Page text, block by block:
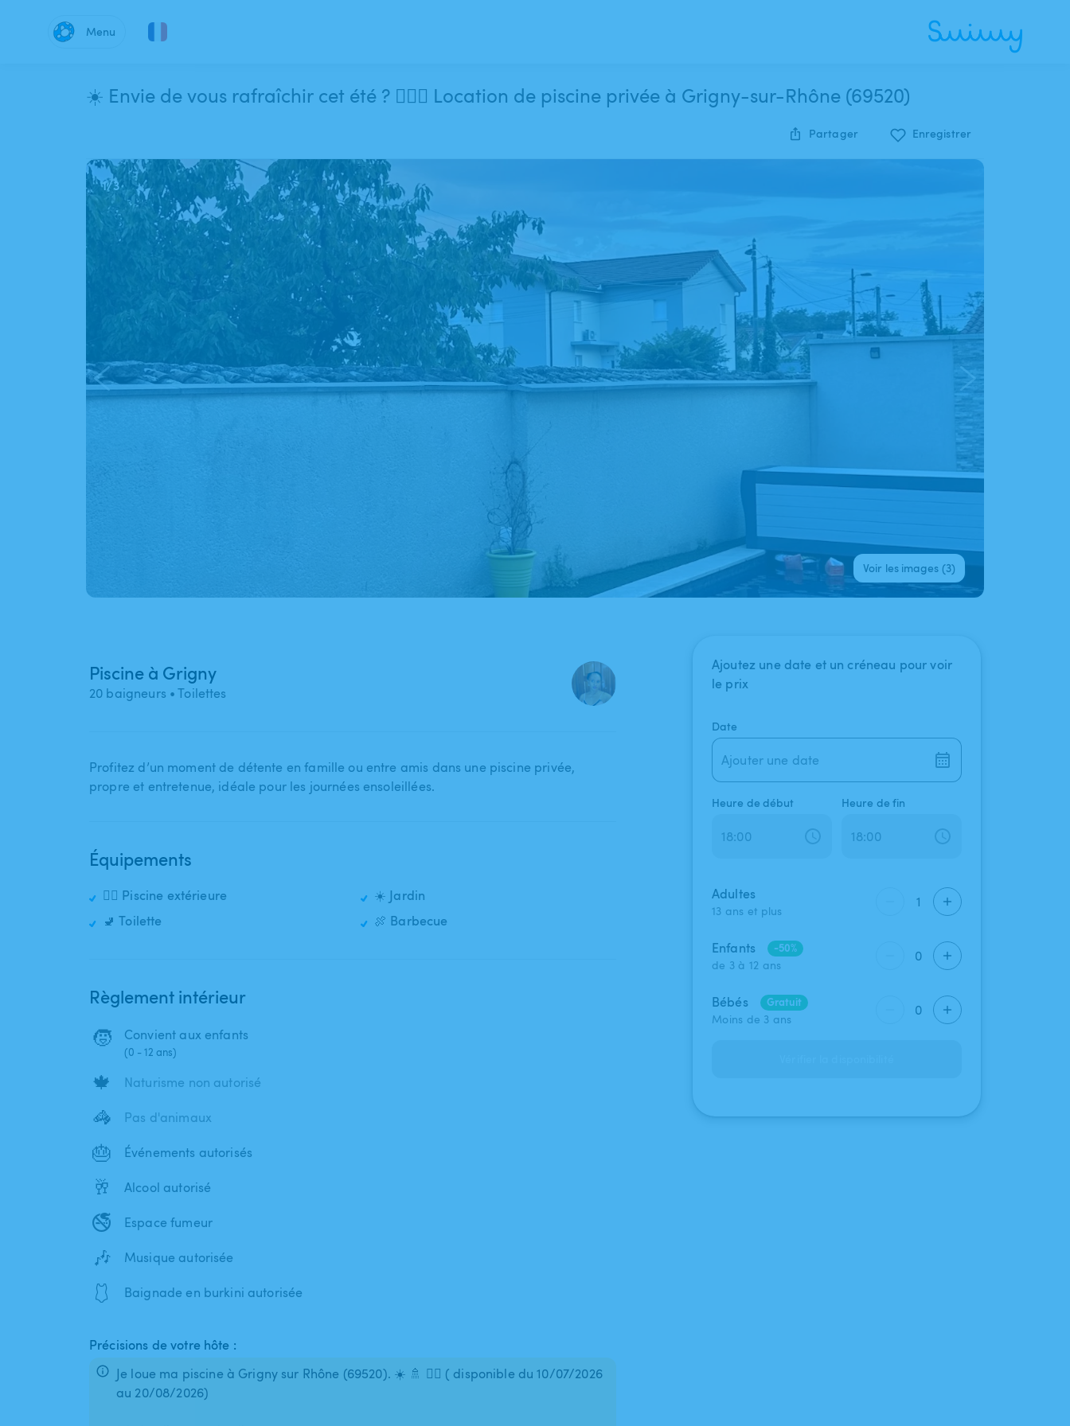
Menu
☀️ Envie de vous rafraîchir cet été ? 🏊‍♀️🌴 Location de piscine privée à Grigny-sur-Rhône (69520)
Partager Enregistrer
1/3
Voir les images (3)
Piscine à Grigny
20 baigneurs • Toilettes
Profitez d’un moment de détente en famille ou entre amis dans une piscine privée​,​
propre et entretenue​,​ idéale pour les journées ensoleillées.
Équipements
🏊‍♂️ Piscine extérieure
🚽 Toilette
☀️ Jardin
🍖 Barbecue
Règlement intérieur
🧒 Convient aux enfants
(0 - 12 ans)
🍁 Naturisme non autorisé
🦓 Pas d'animaux
🎂 Événements autorisés
🥂 Alcool autorisé
🚭 Espace fumeur
🎶 Musique autorisée
🩱 Baignade en burkini autorisée
Précisions de votre hôte :
Je loue ma piscine à Grigny sur Rhône (69520). ☀️ 🚿 🏊‍♂️ ( disponible du 10/07/2026
au 20/08/2026)
Ajoutez une date et un créneau pour voir
le prix
Date
Ajouter une date
Heure de début Heure de fin
Adultes
13 ans et plus
1
Enfants
-50%
de 3 à 12 ans
0
Bébés
Gratuit
Moins de 3 ans
0